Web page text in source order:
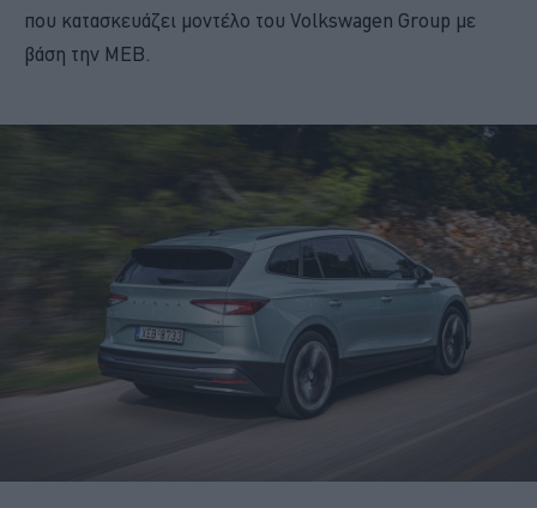
που κατασκευάζει μοντέλο του Volkswagen Group με
βάση την MEB.